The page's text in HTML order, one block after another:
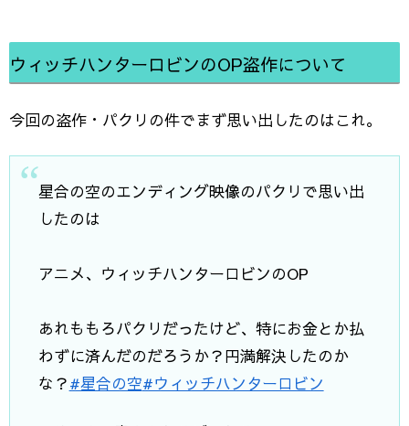
ウィッチハンターロビンのOP盗作について
今回の盗作・パクリの件でまず思い出したのはこれ。
星合の空のエンディング映像のパクリで思い出
したのは
アニメ、ウィッチハンターロビンのOP
あれももろパクリだったけど、特にお金とか払
わずに済んだのだろうか？円満解決したのか
な？#星合の空#ウィッチハンターロビン